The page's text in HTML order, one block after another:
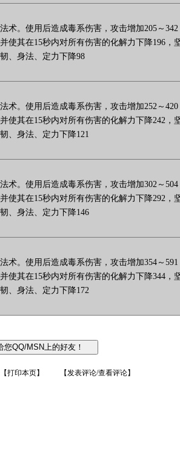
法术。使用后造成毒系伤害，攻击增加205～342
并使其在15秒内对所有伤害的化解力下降196，
韧、身法、定力下降98
法术。使用后造成毒系伤害，攻击增加252～420
并使其在15秒内对所有伤害的化解力下降242，
韧、身法、定力下降121
法术。使用后造成毒系伤害，攻击增加302～504
并使其在15秒内对所有伤害的化解力下降292，
韧、身法、定力下降146
法术。使用后造成毒系伤害，攻击增加354～591
并使其在15秒内对所有伤害的化解力下降344，
韧、身法、定力下降172
打印本页】 【发表评论/查看评论】